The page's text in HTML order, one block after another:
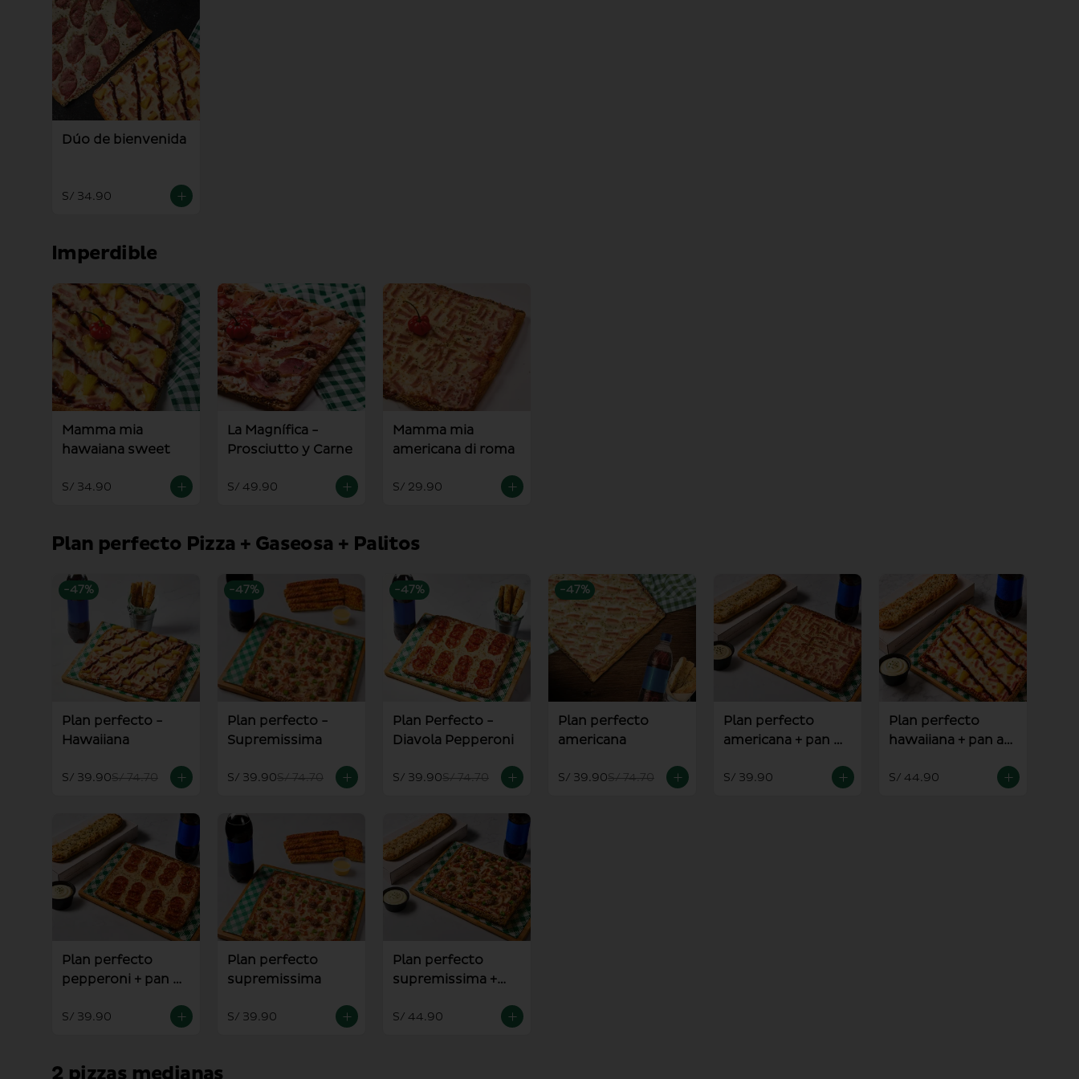
Dúo de bienvenida
S/ 34.90
Imperdible
Mamma mia
hawaiana sweet
S/ 34.90
La Magnífica -
Prosciutto y Carne
S/ 49.90
Mamma mia
americana di roma
S/ 29.90
Plan perfecto Pizza + Gaseosa + Palitos
-47%
Plan perfecto -
Hawaiiana
S/ 39.90S/ 74.70
-47%
Plan perfecto -
Supremissima
S/ 39.90S/ 74.70
-47%
Plan Perfecto -
Diavola Pepperoni
S/ 39.90S/ 74.70
-47%
Plan perfecto
americana
S/ 39.90S/ 74.70
Plan perfecto
americana + pan al
S/ 39.90
Plan perfecto
hawaiiana + pan al
S/ 44.90
Plan perfecto
pepperoni + pan al
S/ 39.90
Plan perfecto
supremissima
S/ 39.90
Plan perfecto
supremissima +
S/ 44.90
2 pizzas medianas